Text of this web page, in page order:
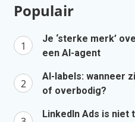
Populair
Je ‘sterke merk’
een AI-agent
AI-labels: wanneer
of overbodig?
LinkedIn Ads is niet